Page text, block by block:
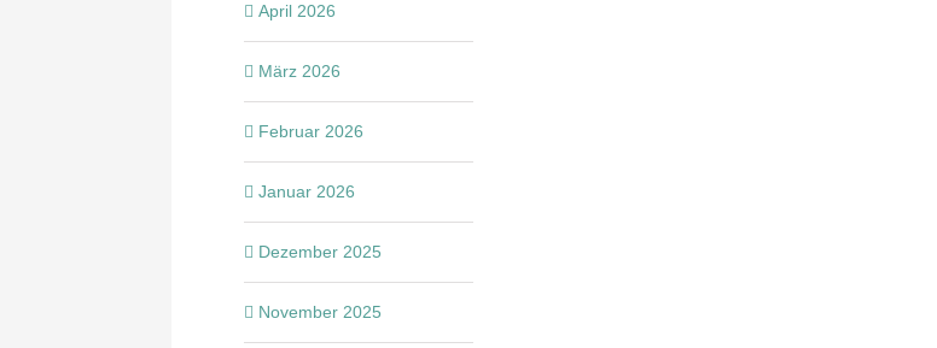
April 2026
März 2026
Februar 2026
Januar 2026
Dezember 2025
November 2025